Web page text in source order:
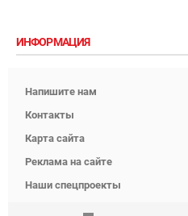
ИНФОРМАЦИЯ
Напишите нам
Контакты
Карта сайта
Реклама на сайте
Наши спецпроекты